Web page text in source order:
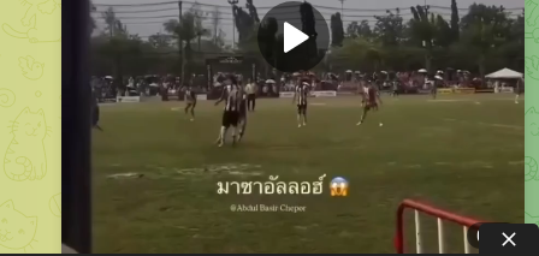
Таиландта футбол матчі кезінде найзағай түсіп, "Яла"
клубының 24 жастағы ойыншысы Софван Аваэ қаза